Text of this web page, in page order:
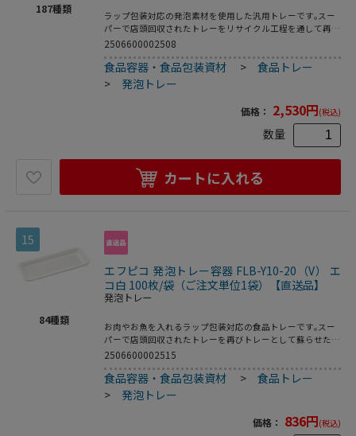
187種類
ラップ包装対応の発泡素材を使用した汎用トレーです｡スー
パーで店頭回収されたトレーをリサイクル工程を通して再生
された原料を使用した環境対応商品です｡●電子レンジ使用
不可●耐熱温度:80℃●入数:100枚
2506600002508
食品容器・食品包装資材 >食品トレー
> 発泡トレー
価格： 2,530円(税込)
数量
カートに入れる
15
84種類
エフピコ 発泡トレー容器 FLB-Y10-20（V） エ
コ白 100枚/袋（ご注文単位1袋）【直送品】
発泡トレー
お肉やお魚を入れるラップ包装対応の食品トレーです｡スー
パーで店頭回収されたトレーを再びトレーとして蘇らせたリ
サイクルトレーです｡●電子レンジ使用不可●オーブン使用
不可●耐熱温度:80℃●入数:100枚
2506600002515
食品容器・食品包装資材 >食品トレー
> 発泡トレー
価格： 836円(税込)